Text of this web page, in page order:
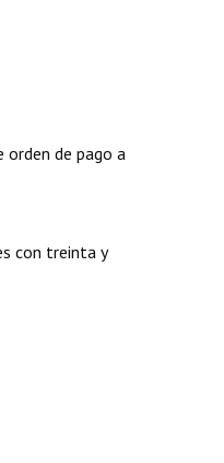
orden de pago a
con treinta y